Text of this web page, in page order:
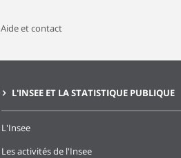
Aide et contact
L'INSEE ET LA STATISTIQUE PUBLIQUE
L'Insee
Les activités de l'Insee